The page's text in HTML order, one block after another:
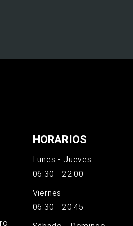
HORARIOS
Lunes - Jueves
06:30 - 22:00
Viernes
06:30 - 20:45